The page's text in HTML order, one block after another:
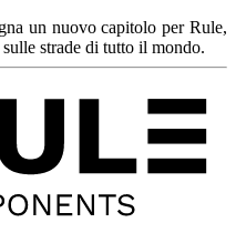
un nuovo capitolo per Rule,
strade di tutto il mondo.